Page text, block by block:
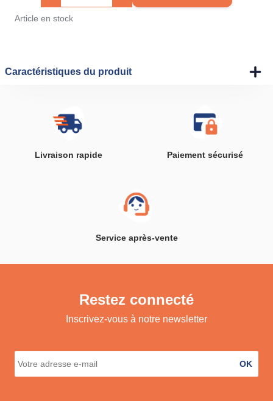
Article en stock
Caractéristiques du produit
Livraison rapide Paiement sécurisé
Service après-vente
Restez connecté
Inscrivez-vous à notre newsletter
OK